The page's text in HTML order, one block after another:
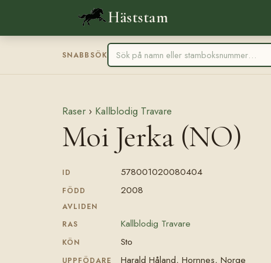
Häststam
SNABBSÖK
Raser › Kallblodig Travare
Moi Jerka (NO)
ID 578001020080404
FÖDD 2008
AVLIDEN
RAS
Kallblodig Travare
KÖN Sto
UPPFÖDARE Harald Håland, Hornnes, Norge